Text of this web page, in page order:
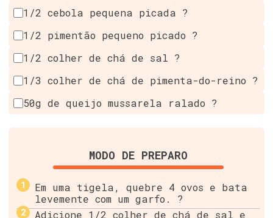
1/2 cebola pequena picada ?
1/2 pimentão pequeno picado ?
1/2 colher de chá de sal ?
1/3 colher de chá de pimenta-do-reino ?️
50g de queijo mussarela ralado ?
MODO DE PREPARO
Em uma tigela, quebre 4 ovos e bata
levemente com um garfo. ?
Adicione 1/2 colher de chá de sal e